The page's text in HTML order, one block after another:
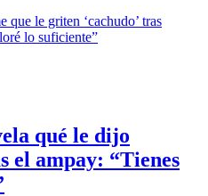
qué le dijo
el ampay: “Tienes